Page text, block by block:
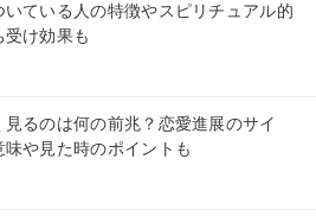
いている人の特徴やスピリチュアル的
受け効果も
見るのは何の前兆？恋愛進展のサイ
味や見た時のポイントも